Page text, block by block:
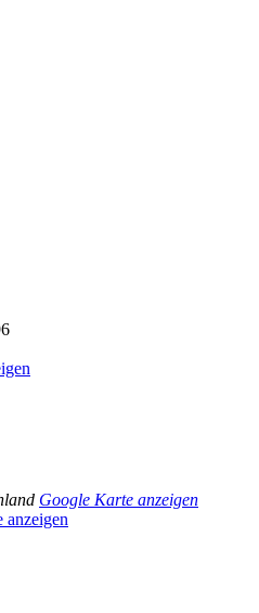
Google Karte anzeigen
anzeigen